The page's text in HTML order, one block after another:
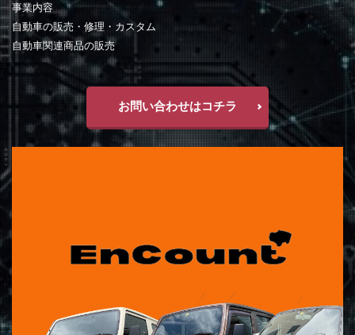
事業内容
自動車の販売・修理・カスタム
自動車関連商品の販売
お問い合わせはコチラ